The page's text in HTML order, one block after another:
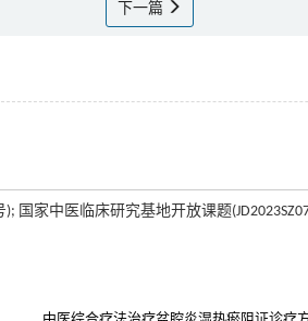
下一篇
国家中医临床研究基地开放课题